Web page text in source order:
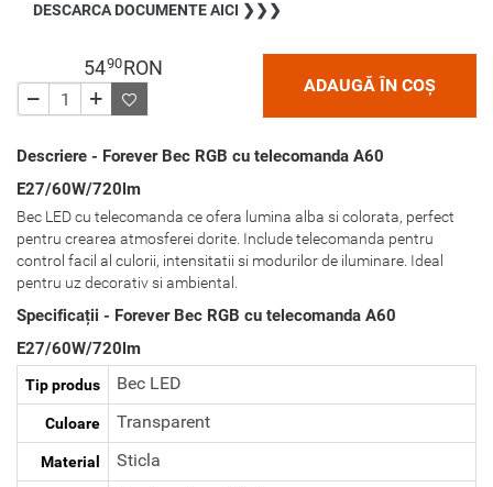
DESCARCA DOCUMENTE AICI ❯❯❯
5490RON
ADAUGĂ ÎN COȘ
Descriere - Forever Bec RGB cu telecomanda A60
E27/60W/720lm
Bec LED cu telecomanda ce ofera lumina alba si colorata, perfect
pentru crearea atmosferei dorite. Include telecomanda pentru
control facil al culorii, intensitatii si modurilor de iluminare. Ideal
pentru uz decorativ si ambiental.
Specificații - Forever Bec RGB cu telecomanda A60
E27/60W/720lm
Tip produs Bec LED
Culoare Transparent
Material Sticla